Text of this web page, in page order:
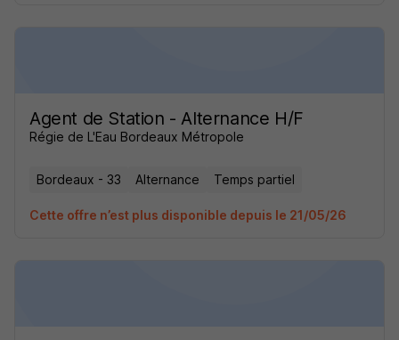
Agent de Station - Alternance H/F
Régie de L'Eau Bordeaux Métropole
Bordeaux - 33 Alternance Temps partiel
Cette offre n’est plus disponible depuis le 21/05/26